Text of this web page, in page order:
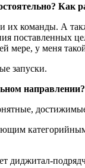
Как
команды. А
поставленных
мере, у меня
запуски.